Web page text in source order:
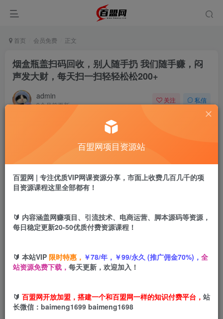
首页 会员免费 正文
烟盒瓶盖扫码回收，别人随手扔 我们随手赚，闷
声发大财，每天扫一扫轻轻松松200+
admin
9个月前更新
关注 私信
盟币 9.9
立即购买
每一个烟盒、每一个瓶盖都是宝贵的资源。通过回收利用，
百盟网项目资源站
百盟网 | 专注优质VIP网课资源分享，市面上收费几百几千的项
目资源课程这里全部都有！
🔰 内容涵盖网赚项目、引流技术、电商运营、脚本源码等资源，
每日稳定更新20-50优质付费资源课程！
🔰 本站VIP 限时特惠， ￥78/年，￥99/永久 (推广佣金70%)， 全
站资源免费下载， 每天更新，欢迎加入！
🔰 百盟网开放加盟，搭建一个和百盟网一样的知识付费平台， 站
长微信：baimeng1699 baimeng1698